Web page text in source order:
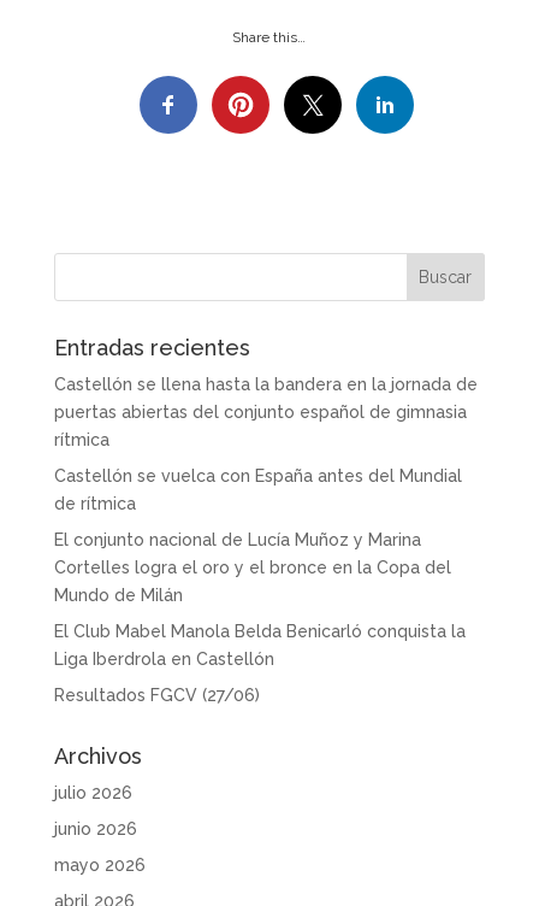
Share this…
Entradas recientes
Castellón se llena hasta la bandera en la jornada de
puertas abiertas del conjunto español de gimnasia
rítmica
Castellón se vuelca con España antes del Mundial
de rítmica
El conjunto nacional de Lucía Muñoz y Marina
Cortelles logra el oro y el bronce en la Copa del
Mundo de Milán
El Club Mabel Manola Belda Benicarló conquista la
Liga Iberdrola en Castellón
Resultados FGCV (27/06)
Archivos
julio 2026
junio 2026
mayo 2026
abril 2026